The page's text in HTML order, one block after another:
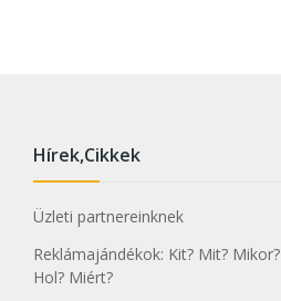
Hírek,Cikkek
Üzleti partnereinknek
Reklámajándékok: Kit? Mit? Mikor?
Hol? Miért?